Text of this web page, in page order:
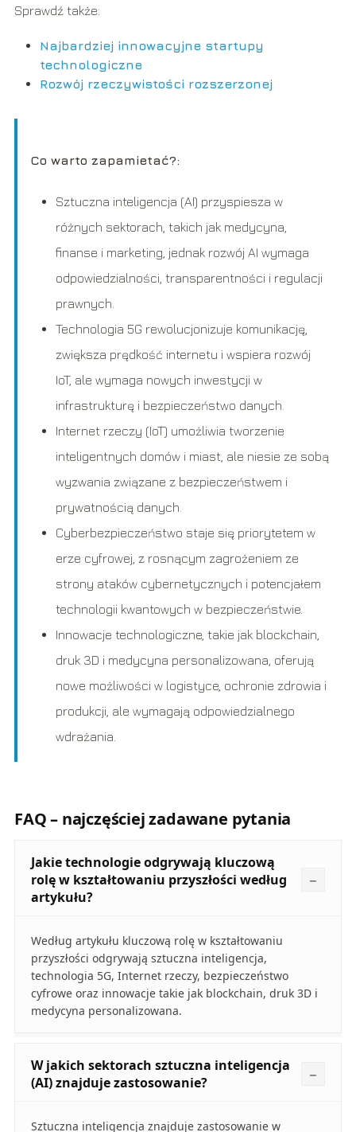
Sprawdź także:
Najbardziej innowacyjne startupy
technologiczne
Rozwój rzeczywistości rozszerzonej
Co warto zapamietać?:
Sztuczna inteligencja (AI) przyspiesza w
różnych sektorach, takich jak medycyna,
finanse i marketing, jednak rozwój AI wymaga
odpowiedzialności, transparentności i regulacji
prawnych.
Technologia 5G rewolucjonizuje komunikację,
zwiększa prędkość internetu i wspiera rozwój
IoT, ale wymaga nowych inwestycji w
infrastrukturę i bezpieczeństwo danych.
Internet rzeczy (IoT) umożliwia tworzenie
inteligentnych domów i miast, ale niesie ze sobą
wyzwania związane z bezpieczeństwem i
prywatnością danych.
Cyberbezpieczeństwo staje się priorytetem w
erze cyfrowej, z rosnącym zagrożeniem ze
strony ataków cybernetycznych i potencjałem
technologii kwantowych w bezpieczeństwie.
Innowacje technologiczne, takie jak blockchain,
druk 3D i medycyna personalizowana, oferują
nowe możliwości w logistyce, ochronie zdrowia i
produkcji, ale wymagają odpowiedzialnego
wdrażania.
FAQ – najczęściej zadawane pytania
Jakie technologie odgrywają kluczową
rolę w kształtowaniu przyszłości według
artykułu?
Według artykułu kluczową rolę w kształtowaniu
przyszłości odgrywają sztuczna inteligencja,
technologia 5G, Internet rzeczy, bezpieczeństwo
cyfrowe oraz innowacje takie jak blockchain, druk 3D i
medycyna personalizowana.
W jakich sektorach sztuczna inteligencja
(AI) znajduje zastosowanie?
Sztuczna inteligencja znajduje zastosowanie w